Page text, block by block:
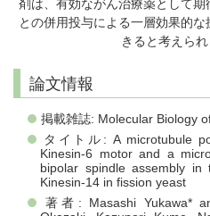
剤は、有効ながん治療薬として
との併用投与による一層効果的
きると考えられ
論文情報
掲載雑誌: Molecular Biology
タイトル: A microtubule
Kinesin-6 motor and a
bipolar spindle assembly
Kinesin-14 in fission yeast
著者: Masashi Yukawa*